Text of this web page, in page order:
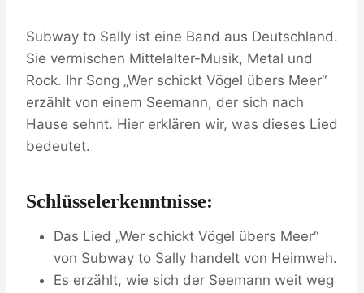
Subway to Sally ist eine Band aus Deutschland.
Sie vermischen Mittelalter-Musik, Metal und
Rock. Ihr Song „Wer schickt Vögel übers Meer“
erzählt von einem Seemann, der sich nach
Hause sehnt. Hier erklären wir, was dieses Lied
bedeutet.
Schlüsselerkenntnisse:
Das Lied „Wer schickt Vögel übers Meer“
von Subway to Sally handelt von Heimweh.
Es erzählt, wie sich der Seemann weit weg